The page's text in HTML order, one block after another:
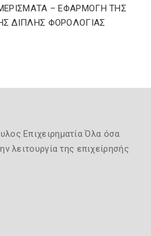
– ΕΦΑΡΜΟΓΗ ΤΗΣ
ΔΙΠΛΗΣ ΦΟΡΟΛΟΓΙΑΣ
Επιχειρηματία Όλα όσα
λειτουργία της επιχείρησής